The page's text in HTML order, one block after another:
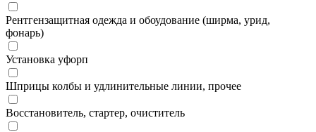
Рентгензащитная одежда и обоудование (ширма, урид,
фонарь)
Установка уфорп
Шприцы колбы и удлинительные линии, прочее
Восстановитель, стартер, очиститель